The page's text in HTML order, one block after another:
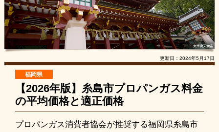
更新日： 2024年5月17日
福岡県
【2026年版】糸島市プロパンガス料金
の平均価格と適正価格
プロパンガス消費者協会が推奨する福岡県糸島市